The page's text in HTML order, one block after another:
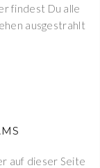
findest Du alle
ausgestrahlt
auf dieser Seite